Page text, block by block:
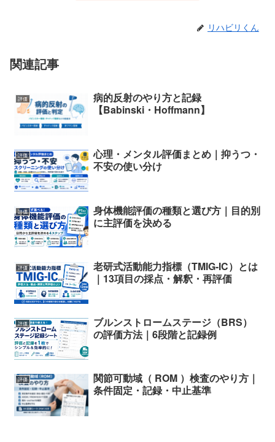
リハビリくん
関連記事
評価
病的反射のやり方と記録
【Babinski・Hoffmann】
評価
心理・メンタル評価まとめ｜抑うつ・
不安の使い分け
評価
身体機能評価の種類と選び方｜目的別
に主評価を決める
評価
老研式活動能力指標（TMIG-IC）とは
｜13項目の採点・解釈・再評価
評価
ブルンストロームステージ（BRS）
の評価方法｜6段階と記録例
評価
関節可動域（ ROM ）検査のやり方｜
条件固定・記録・中止基準